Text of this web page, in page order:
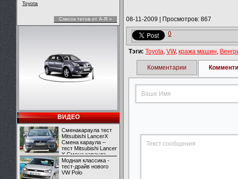
Toyota
Список тегов от А-Я »
ВИДЕО
Сменакараула тест
Mitsubishi LancerX
Смена караула –
тест Mitsubishi Lancer
X Смена караула –
тест Mitsubishi Lancer
X
Модная классика -
тест-драйв нового
VW Polo
08-11-2009 Просмотров: 867
0
Тэги: Toyota, VW, кража машин,
Комментарии